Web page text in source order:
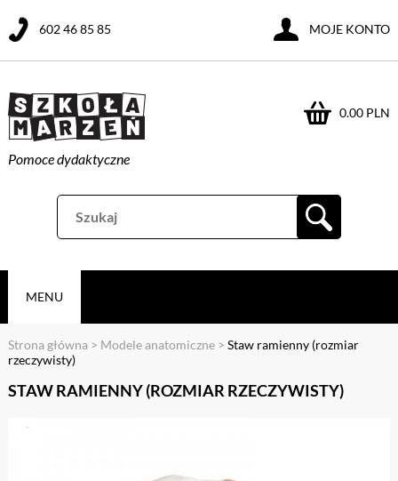
Pomoce dydaktyczne
0.00 PLN
602 46 85 85 MOJE KONTO
MENU
Strona główna > Modele anatomiczne> Staw ramienny (rozmiar
rzeczywisty)
STAW RAMIENNY (ROZMIAR RZECZYWISTY)